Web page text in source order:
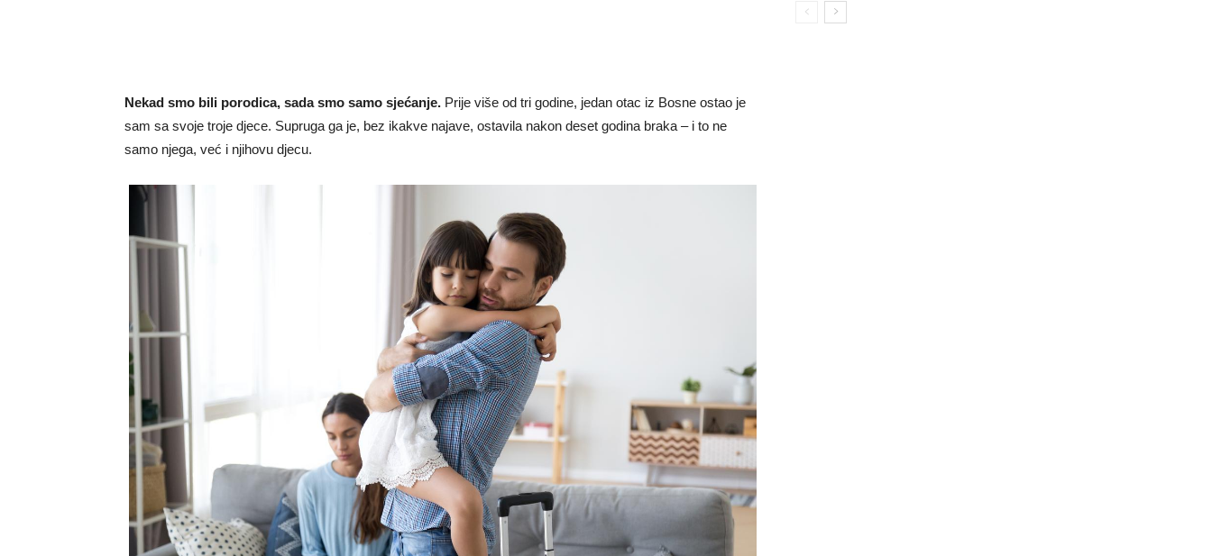
Nekad smo bili porodica, sada smo samo sjećanje. Prije više od tri godine, jedan otac iz Bosne ostao je
sam sa svoje troje djece. Supruga ga je, bez ikakve najave, ostavila nakon deset godina braka – i to ne
samo njega, već i njihovu djecu.